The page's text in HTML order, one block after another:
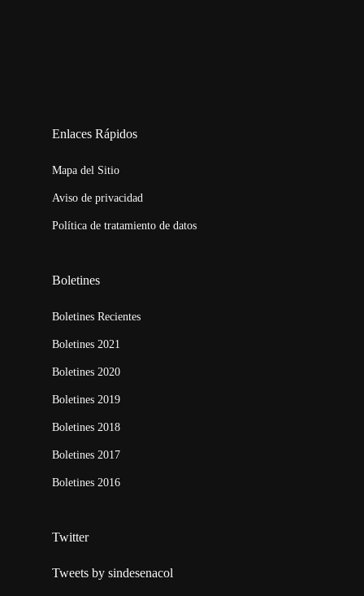
Enlaces Rápidos
Mapa del Sitio
Aviso de privacidad
Política de tratamiento de datos
Boletines
Boletines Recientes
Boletines 2021
Boletines 2020
Boletines 2019
Boletines 2018
Boletines 2017
Boletines 2016
Twitter
Tweets by sindesenacol